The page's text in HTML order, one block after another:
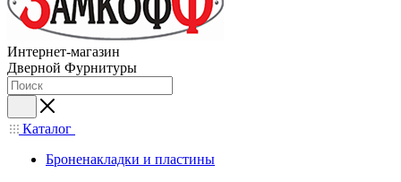
Интернет-магазин
Дверной Фурнитуры
Каталог
Броненакладки и пластины